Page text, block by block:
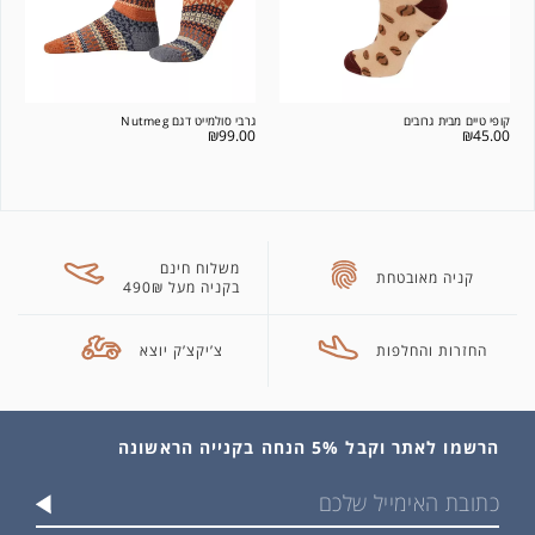
קופי טיים מבית גרובים
₪45.00
גרבי סולמייט דגם Nutmeg
₪99.00
קניה מאובטחת
משלוח חינם
בקניה מעל 490₪
החזרות והחלפות צ’יקצ’ק יוצא
הרשמו לאתר וקבל 5% הנחה בקנייה הראשונה